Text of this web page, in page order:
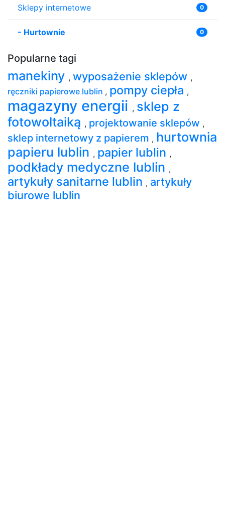
Sklepy internetowe 0
- Hurtownie 0
Popularne tagi
manekiny , wyposażenie sklepów ,
ręczniki papierowe lublin , pompy ciepła ,
magazyny energii , sklep z
fotowoltaiką , projektowanie sklepów ,
sklep internetowy z papierem , hurtownia
papieru lublin , papier lublin ,
podkłady medyczne lublin ,
artykuły sanitarne lublin , artykuły
biurowe lublin